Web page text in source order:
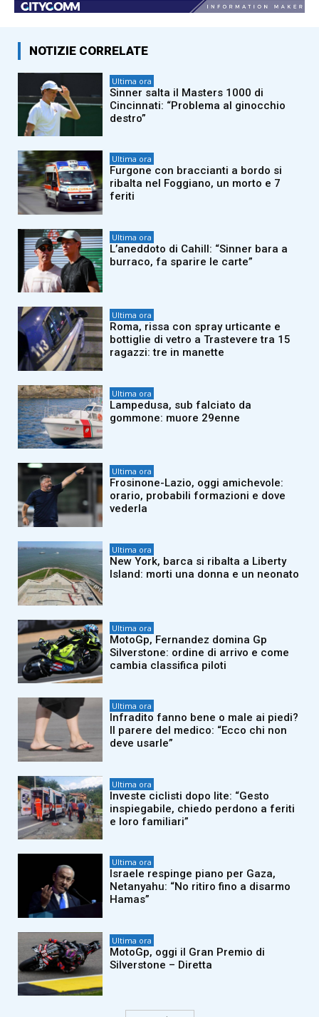
NOTIZIE CORRELATE
Ultima ora
Sinner salta il Masters 1000 di
Cincinnati: “Problema al ginocchio
destro”
Ultima ora
Furgone con braccianti a bordo si
ribalta nel Foggiano, un morto e 7
feriti
Ultima ora
L’aneddoto di Cahill: “Sinner bara a
burraco, fa sparire le carte”
Ultima ora
Roma, rissa con spray urticante e
bottiglie di vetro a Trastevere tra 15
ragazzi: tre in manette
Ultima ora
Lampedusa, sub falciato da
gommone: muore 29enne
Ultima ora
Frosinone-Lazio, oggi amichevole:
orario, probabili formazioni e dove
vederla
Ultima ora
New York, barca si ribalta a Liberty
Island: morti una donna e un neonato
Ultima ora
MotoGp, Fernandez domina Gp
Silverstone: ordine di arrivo e come
cambia classifica piloti
Ultima ora
Infradito fanno bene o male ai piedi?
Il parere del medico: “Ecco chi non
deve usarle”
Ultima ora
Investe ciclisti dopo lite: “Gesto
inspiegabile, chiedo perdono a feriti
e loro familiari”
Ultima ora
Israele respinge piano per Gaza,
Netanyahu: “No ritiro fino a disarmo
Hamas”
Ultima ora
MotoGp, oggi il Gran Premio di
Silverstone – Diretta